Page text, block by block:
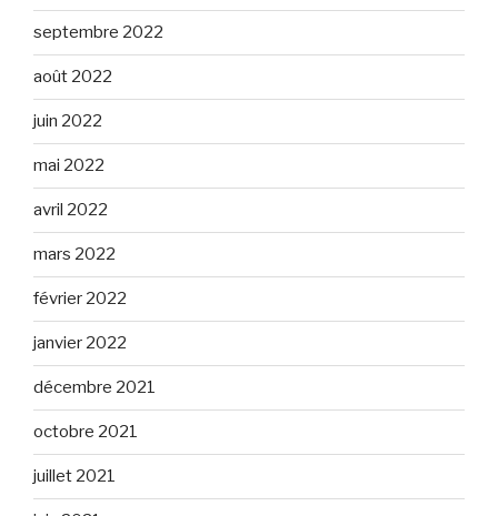
septembre 2022
août 2022
juin 2022
mai 2022
avril 2022
mars 2022
février 2022
janvier 2022
décembre 2021
octobre 2021
juillet 2021